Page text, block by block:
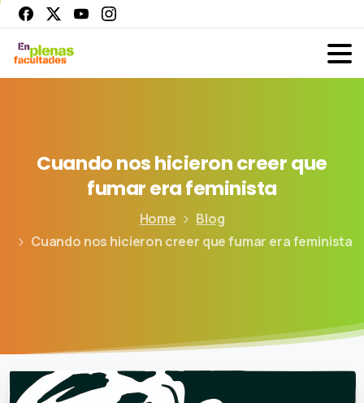
Cuandonoshicieroncreerque
fumarerafeminista
Home
Blog
Cuando nos hicieron creer que fumar era feminista